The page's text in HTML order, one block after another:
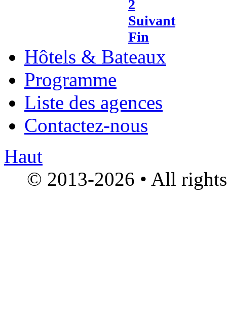
2
Suivant
Fin
Hôtels & Bateaux
Programme
Liste des agences
Contactez-nous
Haut
© 2013-2026 • All rights